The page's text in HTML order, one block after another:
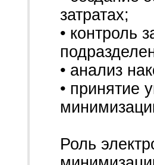
затратах;
• контроль
• анализ
• принятие
Роль